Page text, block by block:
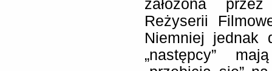
założona
Reżyserii
Niemniej jednak
„następcy”